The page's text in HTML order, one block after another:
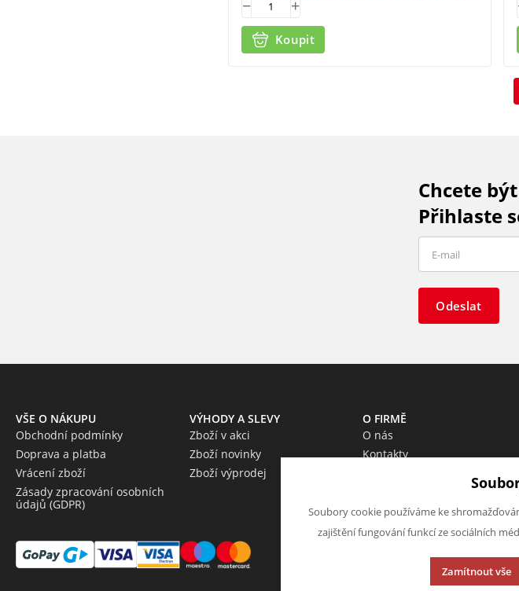
Koupit
Chcete
Přihlaste
Odeslat
VŠE O NÁKUPU
Obchodní podmínky
Doprava a platba
Vrácení zboží
Zásady zpracování osobních
údajů (GDPR)
VÝHODY A SLEVY
Zboží v akci
Zboží novinky
Zboží výprodej
O FIRMĚ
O nás
Kontakty
Soubory cookie používáme ke
zajištění fungování funkcí ze sociálních
Zamítnout vše